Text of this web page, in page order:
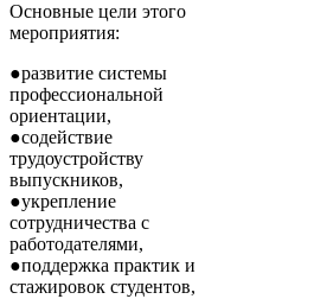
Основные цели этого
мероприятия:
●развитие системы
профессиональной
ориентации,
●содействие
трудоустройству
выпускников,
●укрепление
сотрудничества с
работодателями,
●поддержка практик и
стажировок студентов,